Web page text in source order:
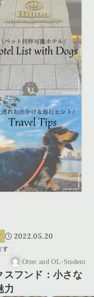
2022.05.20
す
Otter and OL-Student
スフンド：小さな
力